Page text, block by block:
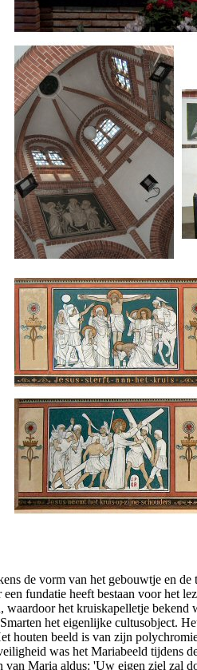
de vorm van het gebouwtje en
fundatie heeft bestaan voor het
het kruiskapelletje
het eigenlijke cultusobject.
houten beeld is van zijn
was het Mariabeeld tijdens
Maria aldus: 'Uw eigen ziel